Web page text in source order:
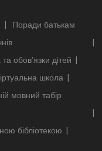
Поради батькам
обов’язки дітей
школа
мовний табір
бібліотекою